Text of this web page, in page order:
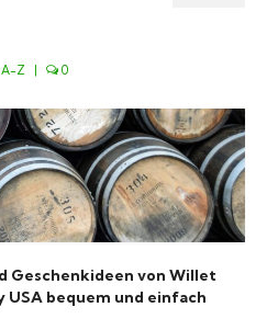
A-Z | 0
Geschenkideen von Willet
USA bequem und einfach